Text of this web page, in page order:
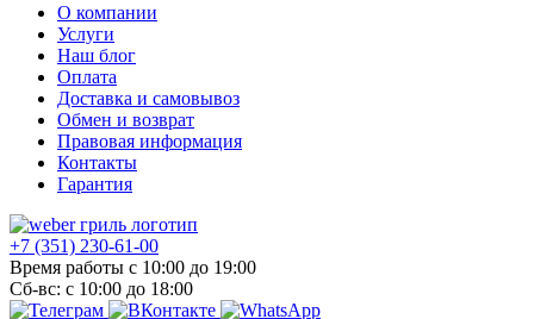
О компании
Услуги
Наш блог
Оплата
Доставка и самовывоз
Обмен и возврат
Правовая информация
Контакты
Гарантия
+7 (351) 230-61-00
Время работы с 10:00 до 19:00
Сб-вс: с 10:00 до 18:00